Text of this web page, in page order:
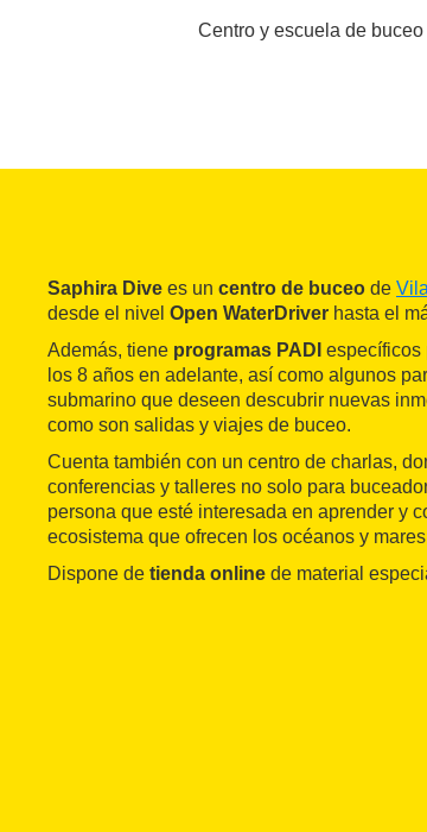
Centro y escuela de
Saphira Dive es un centro de buceo de
desde el nivel Open WaterDriver hasta el
Además, tiene programas PADI específicos
los 8 años en adelante, así como algunos
submarino que deseen descubrir nuevas
como son salidas y viajes de buceo.
Cuenta también con un centro de charlas,
conferencias y talleres no solo para
persona que esté interesada en aprender y
ecosistema que ofrecen los océanos y
Dispone de tienda online de material